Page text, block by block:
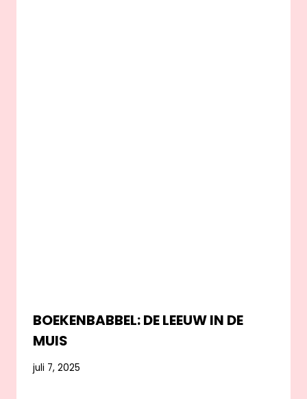
BOEKENBABBEL: DE LEEUW IN DE
MUIS
juli 7, 2025